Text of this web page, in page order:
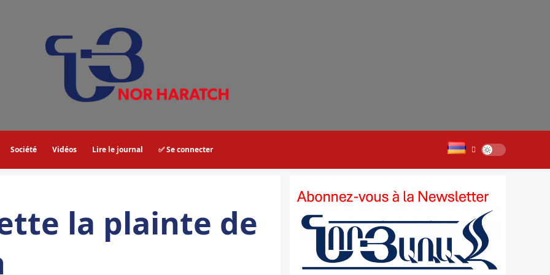
Société Vidéos Lire le journal ✅ Se connecter
la plainte de